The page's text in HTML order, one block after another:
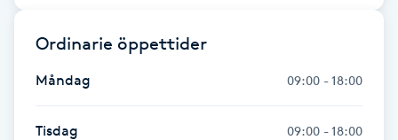
Fransförlängning Megavolym
Fransförlängning Volym
Ordinarie öppettider
Måndag 09:00 - 18:00
Tisdag 09:00 - 18:00